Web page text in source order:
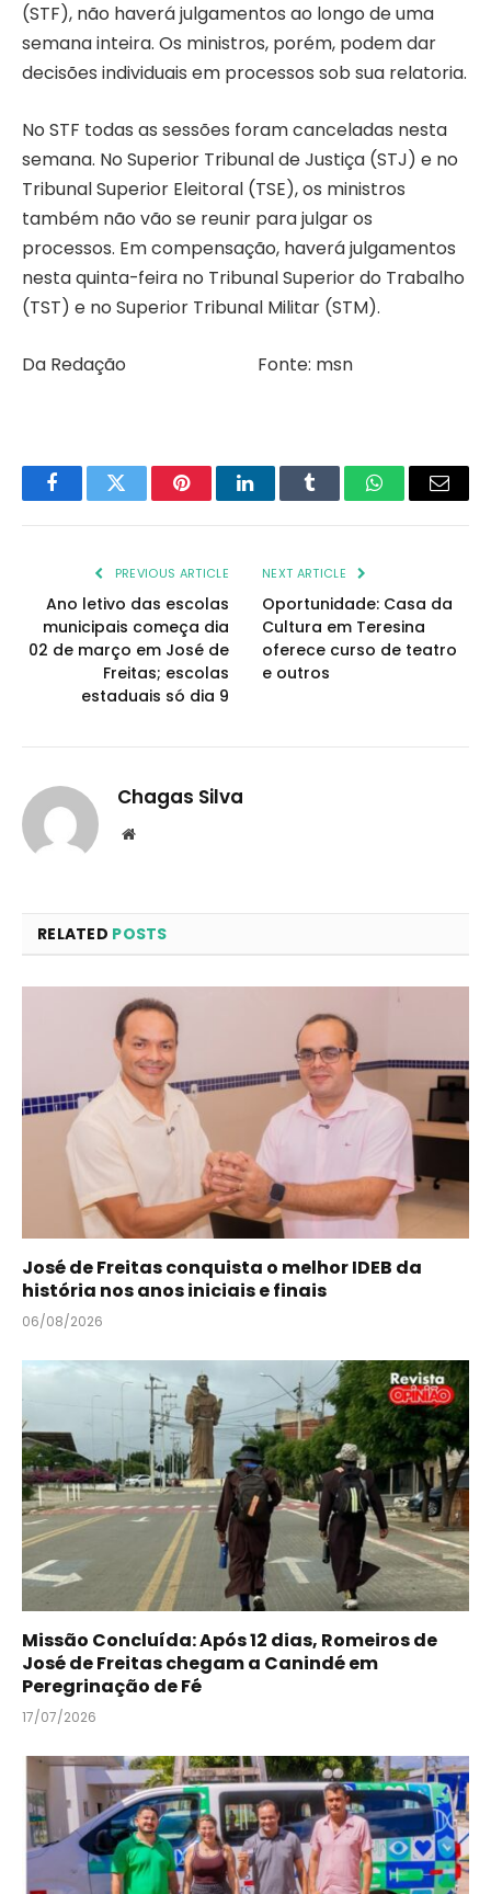
(STF), não haverá julgamentos ao longo de uma
semana inteira. Os ministros, porém, podem dar
decisões individuais em processos sob sua relatoria.
No STF todas as sessões foram canceladas nesta
semana. No Superior Tribunal de Justiça (STJ) e no
Tribunal Superior Eleitoral (TSE), os ministros
também não vão se reunir para julgar os
processos. Em compensação, haverá julgamentos
nesta quinta-feira no Tribunal Superior do Trabalho
(TST) e no Superior Tribunal Militar (STM).
Da Redação Fonte: msn
FacebookTwitter PinterestLinkedInTumblr WhatsAppEmail
PREVIOUS ARTICLE
Ano letivo das escolas
municipais começa dia
02 de março em José de
Freitas; escolas
estaduais só dia 9
NEXT ARTICLE
Oportunidade: Casa da
Cultura em Teresina
oferece curso de teatro
e outros
Chagas Silva
Website
RELATED POSTS
José de Freitas conquista o melhor IDEB da
história nos anos iniciais e finais
06/08/2026
Missão Concluída: Após 12 dias, Romeiros de
José de Freitas chegam a Canindé em
Peregrinação de Fé
17/07/2026